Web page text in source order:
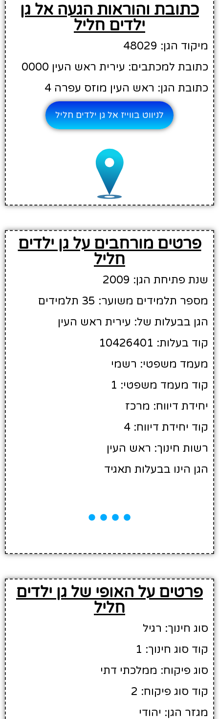
כתובת והוראות הגעה אל גן
ילדים חליל
מיקוד הגן: 48029
כתובת למכתבים: עירית ראש העין 0000
כתובת הגן: ראש העין מוזס עפרה 4
לניווט בווייז אל גן ילדים חליל
פרטים מורחבים על גן ילדים
חליל
שנת פתיחת הגן: 2009
מספר תלמידים משוער: 35 תלמידים
הגן בבעלות של: עירית ראש העין
קוד בעלות: 10426401
מעמד משפטי: רשמי
קוד מעמד משפטי: 1
יחידת דיווח: מרכז
קוד יחידת דיווח: 4
רשות חינוך: ראש העין
הגן הינו בבעלות תאגיד
פרטים על האופי של גן ילדים
חליל
סוג חינוך: רגיל
קוד סוג חינוך: 1
סוג פיקוח: ממלכתי דתי
קוד סוג פיקוח: 2
מגזר הגן: יהודי